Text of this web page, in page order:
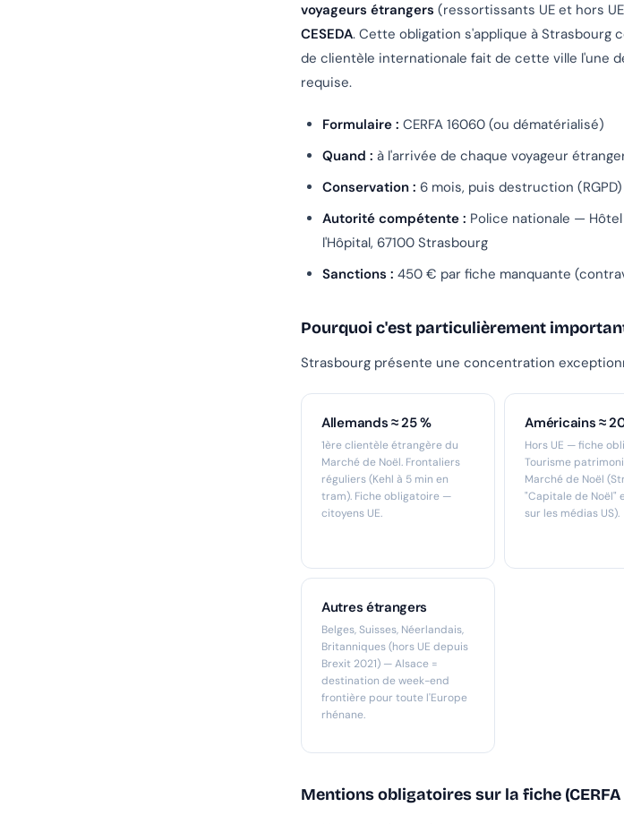
voyageurs étrangers (ressortissants UE et hors
CESEDA. Cette obligation s'applique à Strasbourg
de clientèle internationale fait de cette ville l'une
requise.
Formulaire : CERFA 16060 (ou dématérialisé)
Quand : à l'arrivée de chaque voyageur
Conservation : 6 mois, puis destruction (RGPD)
Autorité compétente : Police nationale —
l'Hôpital, 67100 Strasbourg
Sanctions : 450 € par fiche manquante
Pourquoi c'est particulièrement
Strasbourg présente une concentration
Allemands ≈ 25 %
1ère clientèle étrangère du
Marché de Noël. Frontaliers
réguliers (Kehl à 5 min en
tram). Fiche obligatoire —
citoyens UE.
Américains ≈
Hors UE — fiche
Tourisme
Marché de Noël
"Capitale de Noël"
sur les médias US).
Autres étrangers
Belges, Suisses, Néerlandais,
Britanniques (hors UE depuis
Brexit 2021) — Alsace =
destination de week-end
frontière pour toute l'Europe
rhénane.
Mentions obligatoires sur la fiche